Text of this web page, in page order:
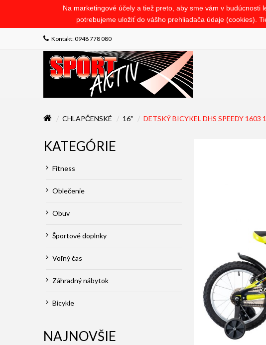
Na marketingové účely a tiež preto, aby sme vám v
potrebujeme uložiť do vášho prehliadača údaje (cookies).
Kontakt: 0948 778 080
CHLAPČENSKÉ 16" DETSKÝ BICYKEL DHS SPEEDY 1603
KATEGÓRIE
Fitness
Oblečenie
Obuv
Športové doplnky
Voľný čas
Záhradný nábytok
Bicykle
NAJNOVŠIE